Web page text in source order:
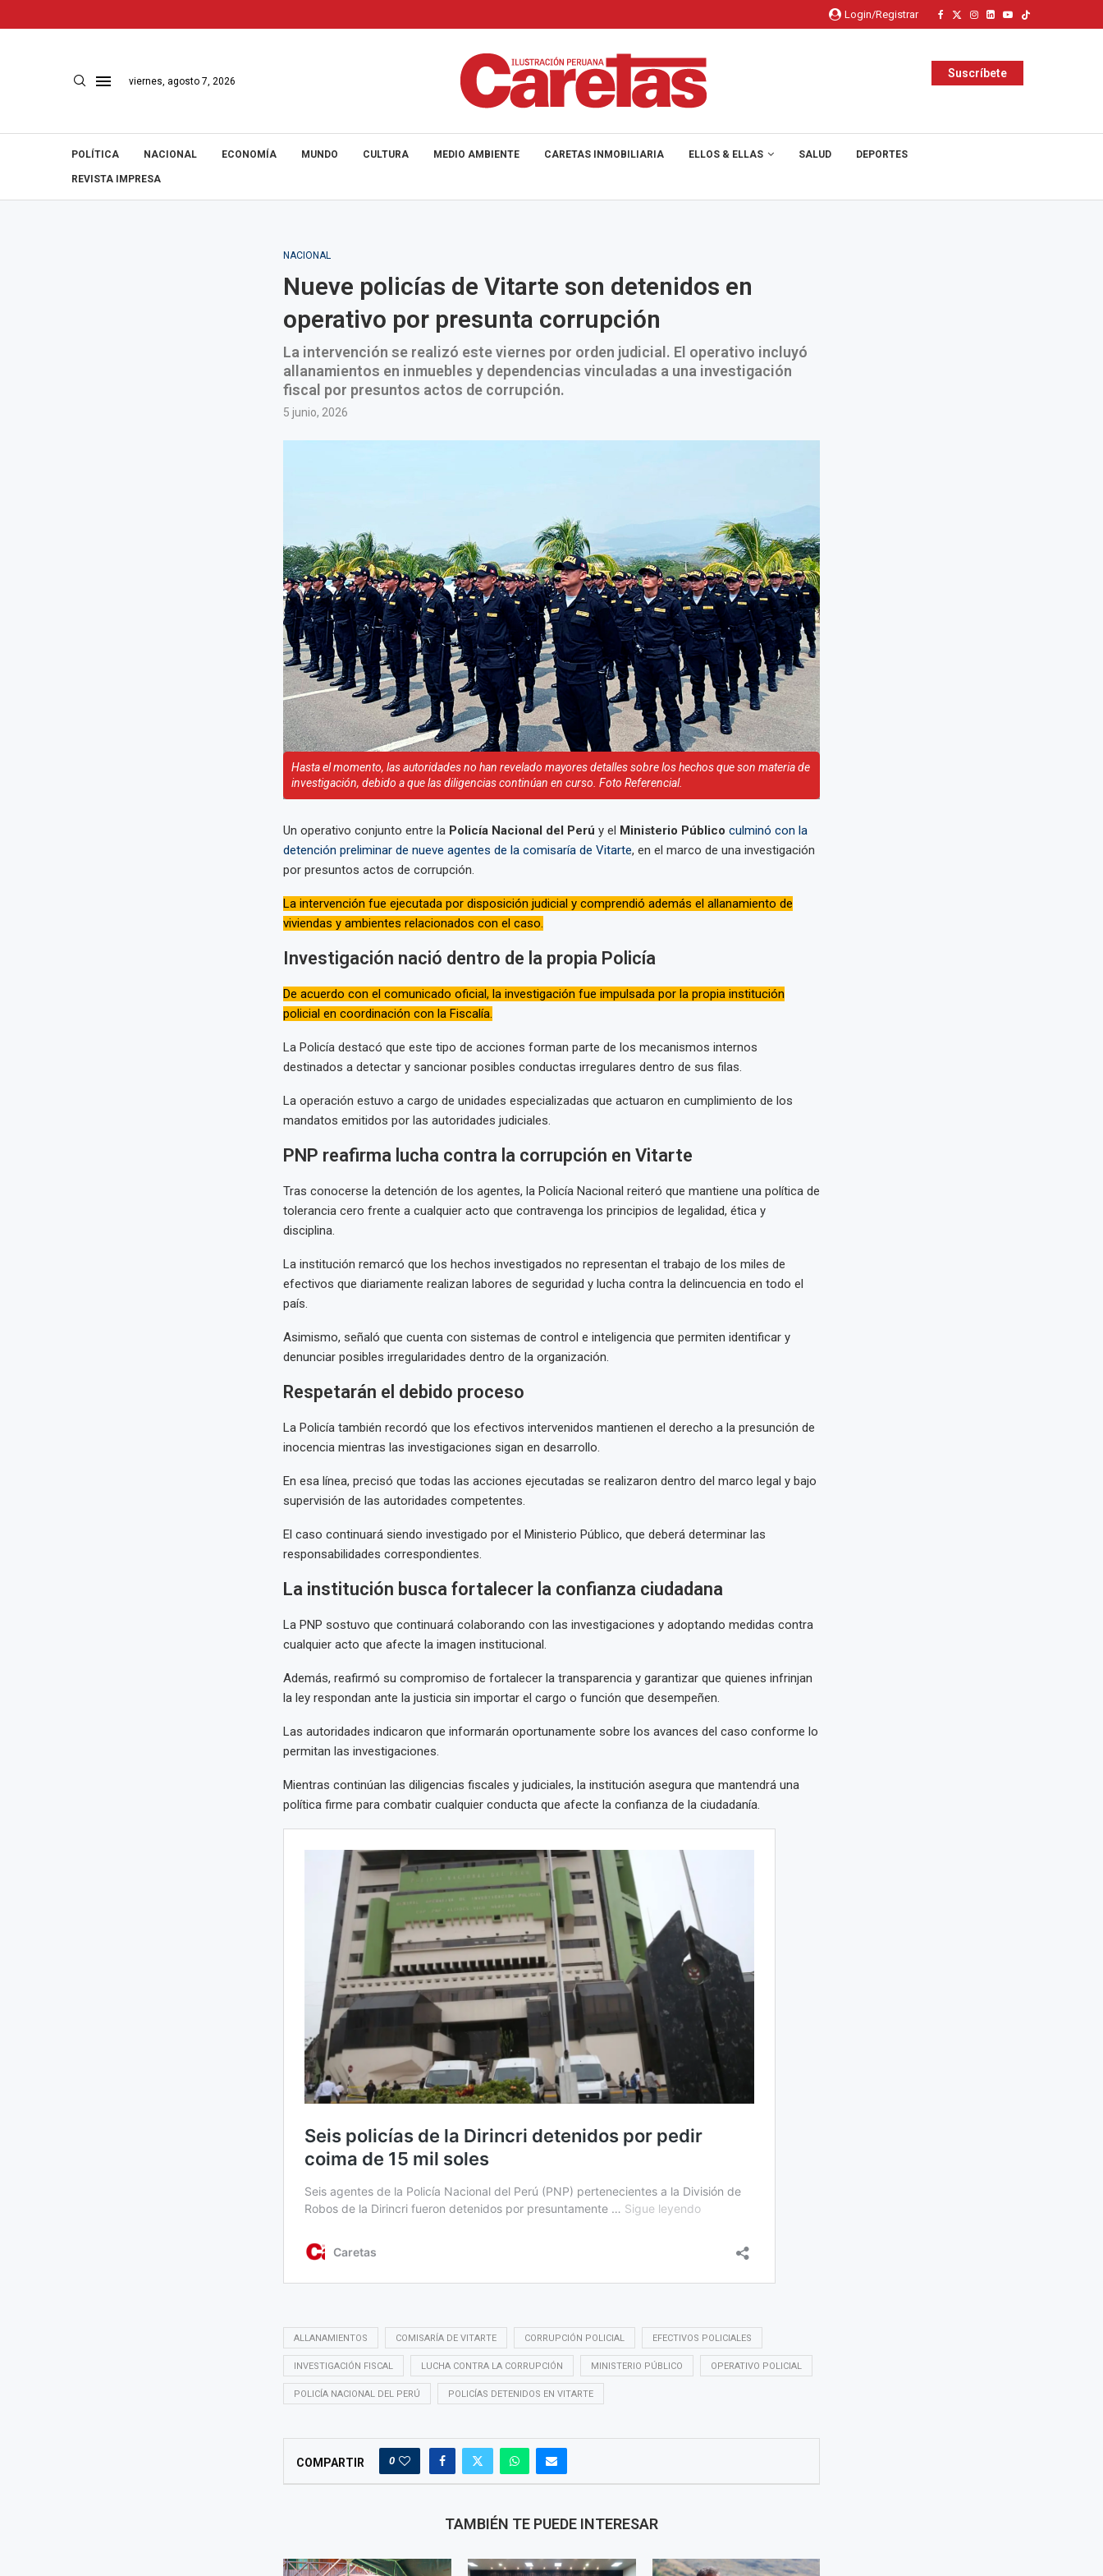
Login/Registrar
viernes, agosto 7, 2026
Suscríbete
POLÍTICA NACIONAL ECONOMÍA MUNDO CULTURA MEDIO AMBIENTE CARETAS INMOBILIARIA ELLOS & ELLAS SALUD DEPORTES
REVISTA IMPRESA
NACIONAL
Nueve policías de Vitarte son detenidos en
operativo por presunta corrupción
La intervención se realizó este viernes por orden judicial. El operativo incluyó
allanamientos en inmuebles y dependencias vinculadas a una investigación
fiscal por presuntos actos de corrupción.
5 junio, 2026
Hasta el momento, las autoridades no han revelado mayores detalles sobre los hechos que son materia de
investigación, debido a que las diligencias continúan en curso. Foto Referencial.
Un operativo conjunto entre la Policía Nacional del Perú y el Ministerio Público culminó con la
detención preliminar de nueve agentes de la comisaría de Vitarte, en el marco de una investigación
por presuntos actos de corrupción.
La intervención fue ejecutada por disposición judicial y comprendió además el allanamiento de
viviendas y ambientes relacionados con el caso.
Investigación nació dentro de la propia Policía
De acuerdo con el comunicado oficial, la investigación fue impulsada por la propia institución
policial en coordinación con la Fiscalía.
La Policía destacó que este tipo de acciones forman parte de los mecanismos internos
destinados a detectar y sancionar posibles conductas irregulares dentro de sus filas.
La operación estuvo a cargo de unidades especializadas que actuaron en cumplimiento de los
mandatos emitidos por las autoridades judiciales.
PNP reafirma lucha contra la corrupción en Vitarte
Tras conocerse la detención de los agentes, la Policía Nacional reiteró que mantiene una política de
tolerancia cero frente a cualquier acto que contravenga los principios de legalidad, ética y
disciplina.
La institución remarcó que los hechos investigados no representan el trabajo de los miles de
efectivos que diariamente realizan labores de seguridad y lucha contra la delincuencia en todo el
país.
Asimismo, señaló que cuenta con sistemas de control e inteligencia que permiten identificar y
denunciar posibles irregularidades dentro de la organización.
Respetarán el debido proceso
La Policía también recordó que los efectivos intervenidos mantienen el derecho a la presunción de
inocencia mientras las investigaciones sigan en desarrollo.
En esa línea, precisó que todas las acciones ejecutadas se realizaron dentro del marco legal y bajo
supervisión de las autoridades competentes.
El caso continuará siendo investigado por el Ministerio Público, que deberá determinar las
responsabilidades correspondientes.
La institución busca fortalecer la confianza ciudadana
La PNP sostuvo que continuará colaborando con las investigaciones y adoptando medidas contra
cualquier acto que afecte la imagen institucional.
Además, reafirmó su compromiso de fortalecer la transparencia y garantizar que quienes infrinjan
la ley respondan ante la justicia sin importar el cargo o función que desempeñen.
Las autoridades indicaron que informarán oportunamente sobre los avances del caso conforme lo
permitan las investigaciones.
Mientras continúan las diligencias fiscales y judiciales, la institución asegura que mantendrá una
política firme para combatir cualquier conducta que afecte la confianza de la ciudadanía.
ALLANAMIENTOS COMISARÍA DE VITARTE CORRUPCIÓN POLICIAL EFECTIVOS POLICIALES
INVESTIGACIÓN FISCAL LUCHA CONTRA LA CORRUPCIÓN MINISTERIO PÚBLICO OPERATIVO POLICIAL
POLICÍA NACIONAL DEL PERÚ POLICÍAS DETENIDOS EN VITARTE
COMPARTIR 0
TAMBIÉN TE PUEDE INTERESAR